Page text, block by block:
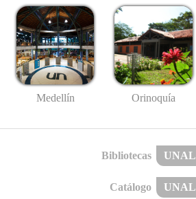
Medellín Orinoquía
Bibliotecas UNAL
Catálogo UNAL